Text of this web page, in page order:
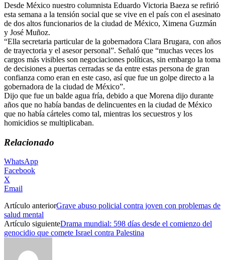
Desde México nuestro columnista Eduardo Victoria Baeza se refirió
esta semana a la tensión social que se vive en el país con el asesinato
de dos altos funcionarios de la ciudad de México, Ximena Guzmán
y José Muñoz.
“Ella secretaria particular de la gobernadora Clara Brugara, con años
de trayectoria y el asesor personal”. Señaló que “muchas veces los
cargos más visibles son negociaciones políticas, sin embargo la toma
de decisiones a puertas cerradas se da entre estas persona de gran
confianza como eran en este caso, así que fue un golpe directo a la
gobernadora de la ciudad de México”.
Dijo que fue un balde agua fría, debido a que Morena dijo durante
años que no había bandas de delincuentes en la ciudad de México
que no había cárteles como tal, mientras los secuestros y los
homicidios se multiplicaban.
Relacionado
WhatsApp
Facebook
X
Email
Artículo anteriorGrave abuso policial contra joven con problemas de
salud mental
Artículo siguienteDrama mundial: 598 días desde el comienzo del
genocidio que comete Israel contra Palestina